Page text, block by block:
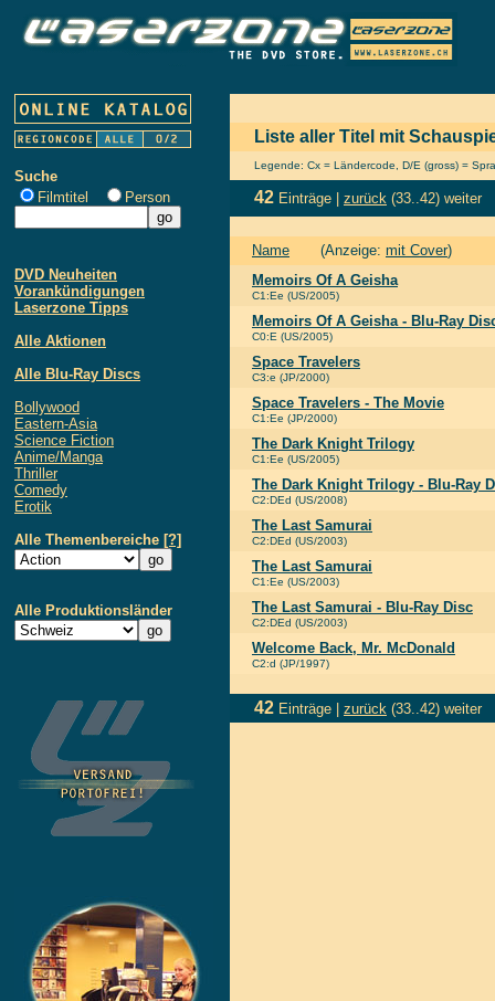
Suche
Filmtitel
Person
DVD Neuheiten
Vorankündigungen
Laserzone Tipps
Alle Aktionen
Alle Blu-Ray Discs
Bollywood
Eastern-Asia
Science Fiction
Anime/Manga
Thriller
Comedy
Erotik
Alle Themenbereiche [?]
Alle Produktionsländer
Liste aller Titel mit
Legende: Cx = Ländercode, D/E (gross) =
42 Einträge | zurück (33..42) weiter
Name (Anzeige: mit Cover)
Memoirs Of A Geisha
C1:Ee (US/2005)
Memoirs Of A Geisha - Blu-Ray
C0:E (US/2005)
Space Travelers
C3:e (JP/2000)
Space Travelers - The Movie
C1:Ee (JP/2000)
The Dark Knight Trilogy
C1:Ee (US/2005)
The Dark Knight Trilogy - Blu-Ray
C2:DEd (US/2008)
The Last Samurai
C2:DEd (US/2003)
The Last Samurai
C1:Ee (US/2003)
The Last Samurai - Blu-Ray Disc
C2:DEd (US/2003)
Welcome Back, Mr. McDonald
C2:d (JP/1997)
42 Einträge | zurück (33..42) weiter